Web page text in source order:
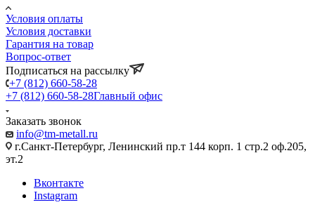
Условия оплаты
Условия доставки
Гарантия на товар
Вопрос-ответ
Подписаться на рассылку
+7 (812) 660-58-28
+7 (812) 660-58-28Главный офис
Заказать звонок
info@tm-metall.ru
г.Санкт-Петербург, Ленинский пр.т 144 корп. 1 стр.2 оф.205,
эт.2
Вконтакте
Instagram